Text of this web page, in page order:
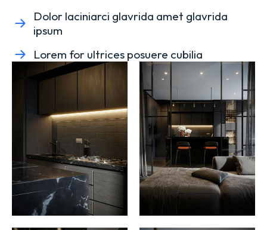
Dolor laciniarci glavrida amet glavrida
ipsum
Lorem for ultrices posuere cubilia